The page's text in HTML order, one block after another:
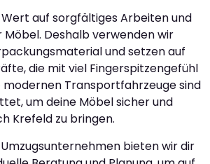
auf sorgfältiges Arbeiten und
Möbel. Deshalb verwenden wir
und setzen auf
die mit viel Fingerspitzengefühl
modernen Transportfahrzeuge sind
um deine Möbel sicher und
Krefeld zu bringen.
bieten wir dir